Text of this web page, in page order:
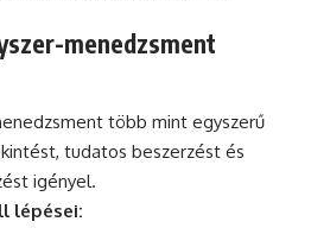
menedzsment
több mint egyszerű
tudatos beszerzést és
igényel.
lépései: